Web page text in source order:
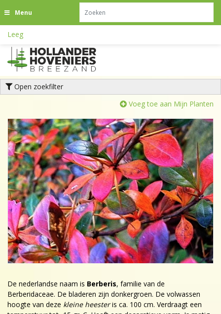
n
o
t
Menu
Leeg
Open zoekfilter
Voeg toe aan Mijn Planten
De nederlandse naam is Berberis, familie van de
Berberidaceae. De bladeren zijn donkergroen. De volwassen
hoogte van deze kleine heesteris ca. 100 cm. Verdraagt een